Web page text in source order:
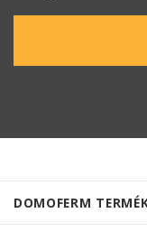
DOMOFERM